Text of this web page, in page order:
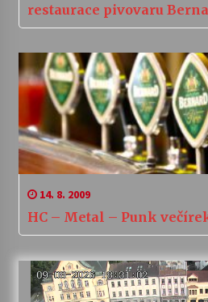
restaurace pivovaru
14. 8. 2009
HC – Metal – Punk